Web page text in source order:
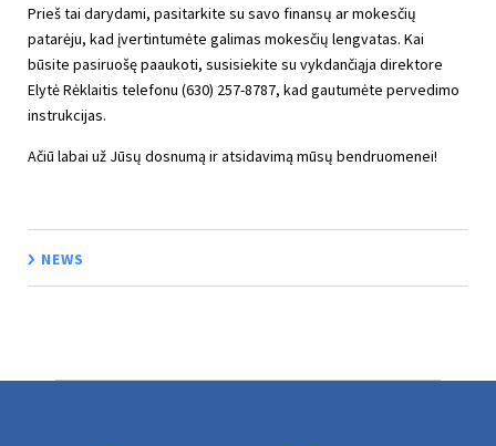
Prieš tai darydami, pasitarkite su savo finansų ar mokesčių
patarėju, kad įvertintumėte galimas mokesčių lengvatas. Kai
būsite pasiruošę paaukoti, susisiekite su vykdančiąja direktore
Elytė Rėklaitis telefonu (630) 257-8787, kad gautumėte pervedimo
instrukcijas.
Ačiū labai už Jūsų dosnumą ir atsidavimą mūsų bendruomenei!
NEWS